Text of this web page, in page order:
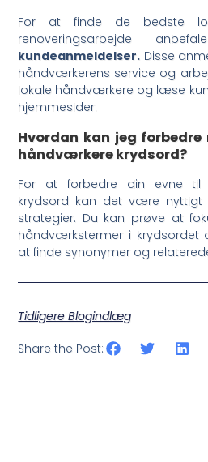
For at finde de bedste
renoveringsarbejde
kundeanmeldelser. Disse
håndværkerens service og
lokale håndværkere og læse
hjemmesider.
Hvordan kan jeg
håndværkere krydsord?
For at forbedre din evne til
krydsord kan det være
strategier. Du kan prøve at
håndværkstermer i
at finde synonymer og
Tidligere Blogindlæg
Share the Post: